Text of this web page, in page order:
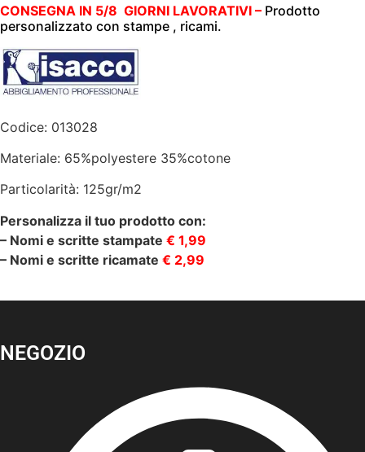
UNICA
|
PAPETE
|
125
gr/m2
|
CONSEGNA IN 5/8 GIORNI LAVORATIVI – Prodotto
personalizzato con stampe , ricami.
Codice: 013028
Materiale: 65%polyestere 35%cotone
Particolarità: 125gr/m2
Personalizza il tuo prodotto con:
– Nomi e scritte stampate € 1,99
– Nomi e scritte ricamate € 2,99
NEGOZIO